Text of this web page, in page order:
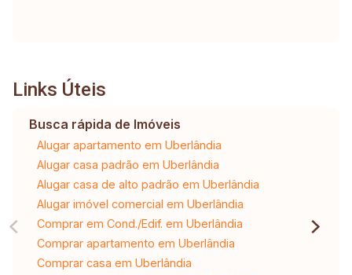
Links Úteis
Busca rápida de Imóveis
Alugar apartamento em Uberlândia
Alugar casa padrão em Uberlândia
Alugar casa de alto padrão em Uberlândia
Alugar imóvel comercial em Uberlândia
Comprar em Cond./Edif. em Uberlândia
Comprar apartamento em Uberlândia
Comprar casa em Uberlândia